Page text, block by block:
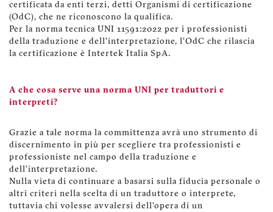
certificata da enti terzi, detti Organismi di certificazione
(OdC), che ne riconoscono la qualifica.
Per la norma tecnica UNI 11591:2022 per i professionisti
della traduzione e dell’interpretazione, l’OdC che rilascia
la certificazione è Intertek Italia SpA.
A che cosa serve una norma UNI per traduttori e
interpreti?
Grazie a tale norma la committenza avrà uno strumento di
discernimento in più per scegliere tra professionisti e
professioniste nel campo della traduzione e
dell’interpretazione.
Nulla vieta di continuare a basarsi sulla fiducia personale o
altri criteri nella scelta di un traduttore o interprete,
tuttavia chi volesse avvalersi dell’opera di un